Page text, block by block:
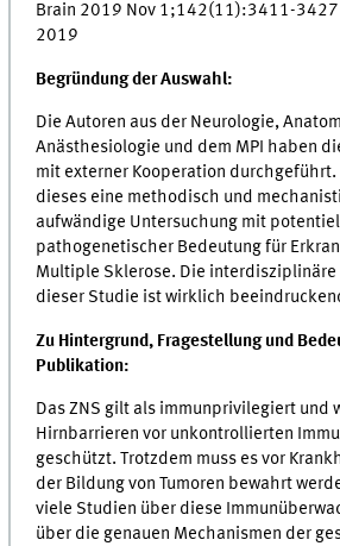
Brain 2019 Nov 1;142(11):3411-3427
2019
Begründung der Auswahl:
Die Autoren aus der Neurologie,
Anästhesiologie und dem MPI haben
mit externer Kooperation
dieses eine methodisch und
aufwändige Untersuchung mit
pathogenetischer Bedeutung für
Multiple Sklerose. Die interdisziplinäre
dieser Studie ist wirklich
Zu Hintergrund, Fragestellung und
Publikation:
Das ZNS gilt als immunprivilegiert und
Hirnbarrieren vor unkontrollierten
geschützt. Trotzdem muss es vor
der Bildung von Tumoren bewahrt
viele Studien über diese
über die genauen Mechanismen der